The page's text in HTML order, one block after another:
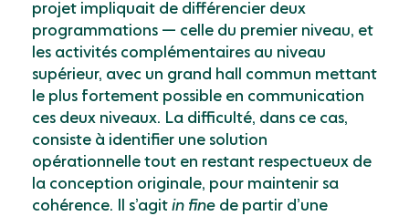
projet impliquait de différencier deux
programmations — celle du premier niveau, et
les activités complémentaires au niveau
supérieur, avec un grand hall commun mettant
le plus fortement possible en communication
ces deux niveaux. La difficulté, dans ce cas,
consiste à identifier une solution
opérationnelle tout en restant respectueux de
la conception originale, pour maintenir sa
cohérence. Il sʼagit in fine de partir dʼune